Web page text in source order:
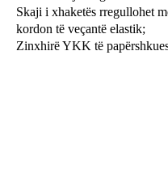
Skaji i xhaketës rregullohet
kordon të veçantë elastik;
Zinxhirë YKK të